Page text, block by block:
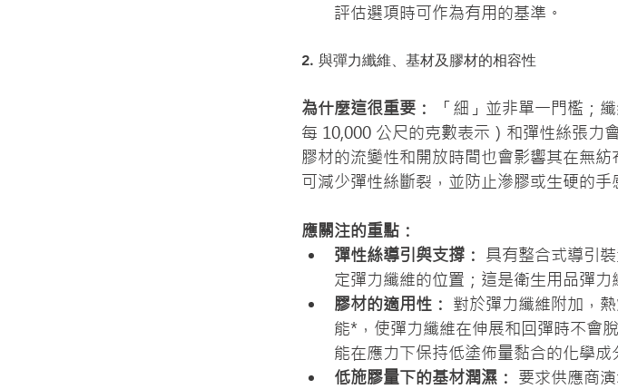
評估選項時可作為有用的基準。
2. 與彈力纖維、基材及膠材的相容性
為什麼這很重要：
「細」並非單一門檻；
每 10,000 公尺的克數表示）和彈性絲張力
膠材的流變性和開放時間也會影響其在無
可減少彈性絲斷裂，並防止滲膠或生硬的手
應關注的重點：
彈性絲導引與支撐： 具有整合式導引
定彈力纖維的位置；這是衛生用品彈
膠材的適用性： 對於彈力纖維附加，
能*，使彈力纖維在伸展和回彈時不會
能在應力下保持低塗佈量黏合的化學成
低施膠量下的基材潤濕： 要求供應商